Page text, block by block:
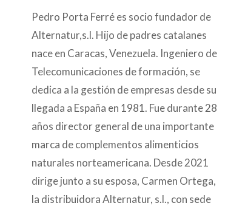
Pedro Porta Ferré es socio fundador de
Alternatur,s.l. Hijo de padres catalanes
nace en Caracas, Venezuela. Ingeniero de
Telecomunicaciones de formación, se
dedica a la gestión de empresas desde su
llegada a España en 1981. Fue durante 28
años director general de una importante
marca de complementos alimenticios
naturales norteamericana. Desde 2021
dirige junto a su esposa, Carmen Ortega,
la distribuidora Alternatur, s.l., con sede